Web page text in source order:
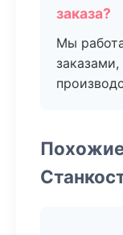
заказа?
Мы